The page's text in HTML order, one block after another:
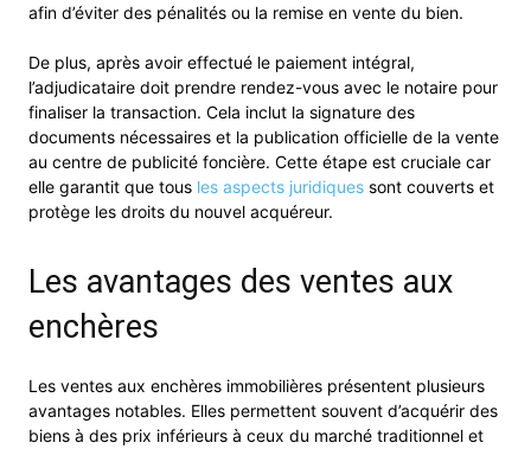
afin d’éviter des pénalités ou la remise en vente du bien.
De plus, après avoir effectué le paiement intégral,
l’adjudicataire doit prendre rendez-vous avec le notaire pour
finaliser la transaction. Cela inclut la signature des
documents nécessaires et la publication officielle de la vente
au centre de publicité foncière. Cette étape est cruciale car
elle garantit que tous les aspects juridiques sont couverts et
protège les droits du nouvel acquéreur.
Les avantages des ventes aux
enchères
Les ventes aux enchères immobilières présentent plusieurs
avantages notables. Elles permettent souvent d’acquérir des
biens à des prix inférieurs à ceux du marché traditionnel et